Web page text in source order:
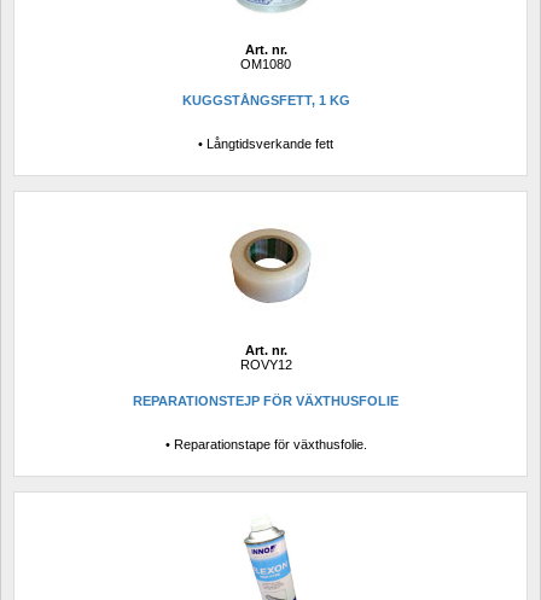
Art. nr.
OM1080
KUGGSTÅNGSFETT, 1 KG
• Långtidsverkande fett
Art. nr.
ROVY12
REPARATIONSTEJP FÖR VÄXTHUSFOLIE
• Reparationstape för växthusfolie.